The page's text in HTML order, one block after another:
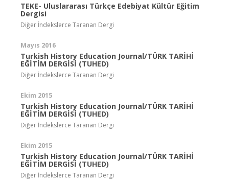
TEKE- Uluslararası Türkçe Edebiyat Kültür Eğitim
Dergisi
Diğer İndekslerce Taranan Dergi
Mayıs 2016
Turkish History Education Journal/TÜRK TARİHİ
EĞİTİM DERGİSİ (TUHED)
Diğer İndekslerce Taranan Dergi
Ekim 2015
Turkish History Education Journal/TÜRK TARİHİ
EĞİTİM DERGİSİ (TUHED)
Diğer İndekslerce Taranan Dergi
Ekim 2015
Turkish History Education Journal/TÜRK TARİHİ
EĞİTİM DERGİSİ (TUHED)
Diğer İndekslerce Taranan Dergi